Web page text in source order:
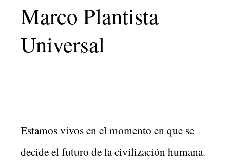
Marco Plantista
Universal
Estamos vivos en el momento en que se
decide el futuro de la civilización humana.